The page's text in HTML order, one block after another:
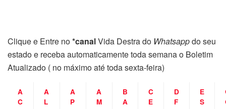
Clique e Entre no*canalVida Destra do Whatsappdo seu
estado e receba automaticamente toda semana o Boletim
Atualizado ( no máximo até toda sexta-feira)
A
C
A
L
A
P
A
M
B
A
C
E
D
F
E
S